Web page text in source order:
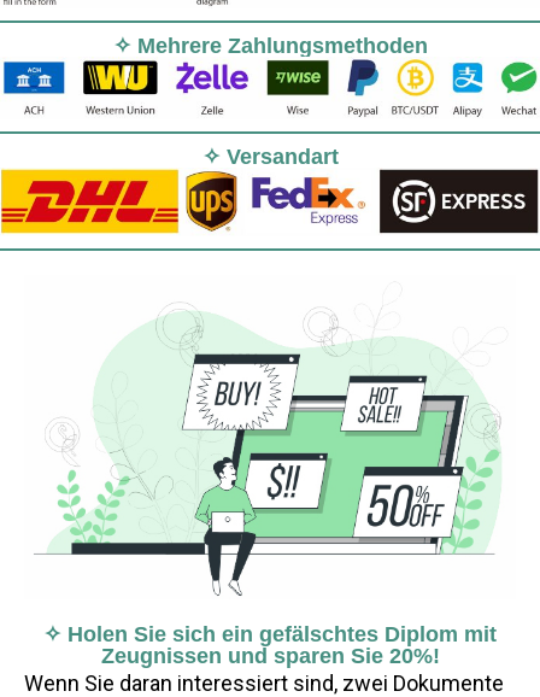
✧ Mehrere Zahlungsmethoden
✧ Versandart
✧ Holen Sie sich ein gefälschtes Diplom mit
Zeugnissen und sparen Sie 20%!
Wenn Sie daran interessiert sind, zwei Dokumente